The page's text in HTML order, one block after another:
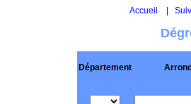
Accueil
Département